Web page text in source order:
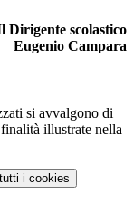
Dirigente scolastico
Eugenio Campara
si avvalgono di
illustrate nella
i cookies